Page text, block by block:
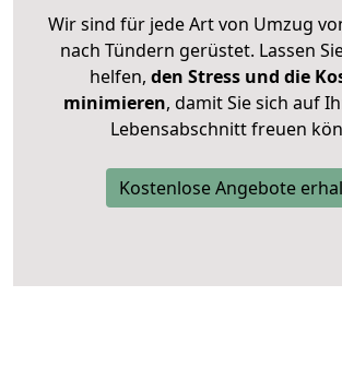
Wir sind für jede Art von Umzug
nach Tündern gerüstet. Lassen
helfen, den Stress und die
minimieren, damit Sie sich auf
Lebensabschnitt freuen
Kostenlose Angebote